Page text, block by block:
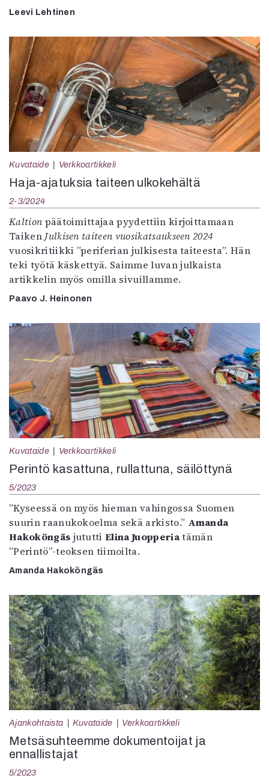
Leevi Lehtinen
Kuvataide Verkkoartikkeli
Haja-ajatuksia taiteen ulkokehältä
2-3/2024
Kaltion päätoimittajaa pyydettiin kirjoittamaan
Taiken Julkisen taiteen vuosikatsaukseen 2024
vuosikritiikki ”periferian julkisesta taiteesta”. Hän
teki työtä käskettyä. Saimme luvan julkaista
artikkelin myös omilla sivuillamme.
Paavo J. Heinonen
Kuvataide Verkkoartikkeli
Perintö kasattuna, rullattuna, säilöttynä
5/2023
”Kyseessä on myös hieman vahingossa Suomen
suurin raanukokoelma sekä arkisto.” Amanda
Hakoköngäs jututtiElina Juopperiatämän
”Perintö”-teoksen tiimoilta.
Amanda Hakoköngäs
Ajankohtaista Kuvataide Verkkoartikkeli
Metsäsuhteemme dokumentoijat ja
ennallistajat
5/2023